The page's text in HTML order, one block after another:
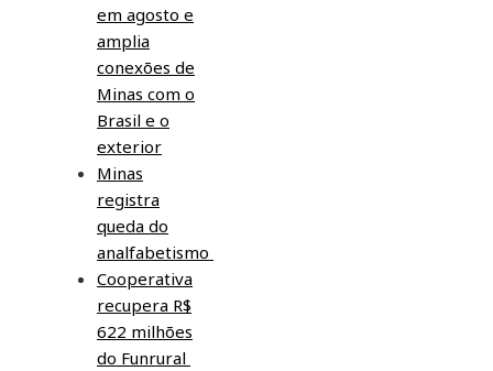
em agosto e
amplia
conexões de
Minas com o
Brasil e o
exterior
Minas
registra
queda do
analfabetismo
Cooperativa
recupera R$
622 milhões
do Funrural